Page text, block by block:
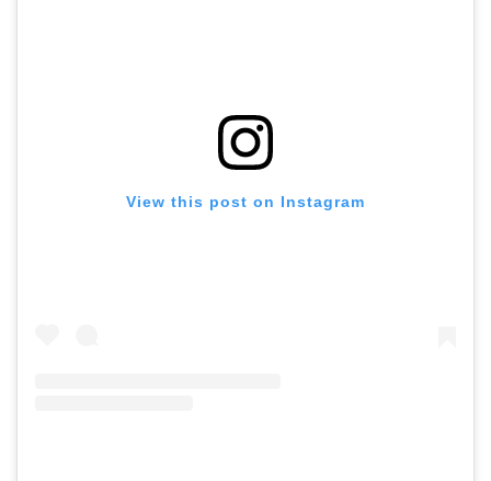
View this post on Instagram